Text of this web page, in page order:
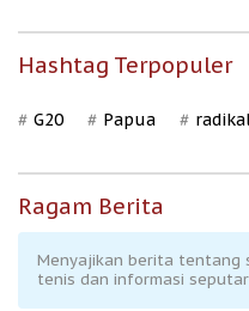
Hashtag Terpopuler
G20 Papua
Ragam Berita
Menyajikan berita tentang
tenis dan informasi